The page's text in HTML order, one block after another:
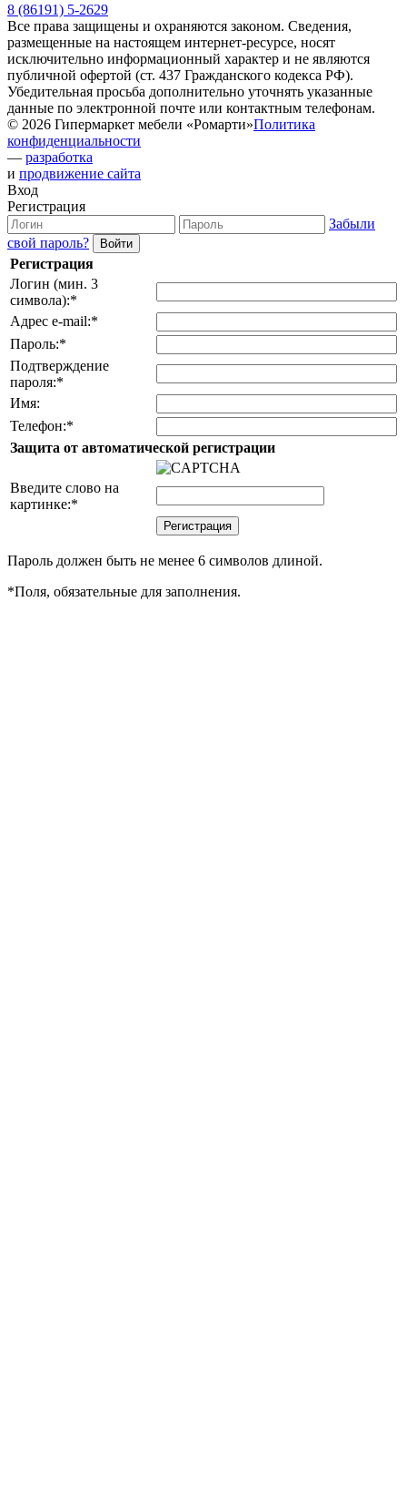
8 (86191) 5-2629
Все права защищены и охраняются законом. Сведения,
размещенные на настоящем интернет-ресурсе, носят
исключительно информационный характер и не являются
публичной офертой (ст. 437 Гражданского кодекса РФ).
Убедительная просьба дополнительно уточнять указанные
данные по электронной почте или контактным телефонам.
© 2026 Гипермаркет мебели «Ромарти»Политика
конфиденциальности
— разработка
и продвижение сайта
Вход
Регистрация
Забыли
свой пароль?
Регистрация
Логин (мин. 3
символа):*
Адрес e-mail:*
Пароль:*
Подтверждение
пароля:*
Имя:
Телефон:*
Защита от автоматической регистрации
Введите слово на
картинке:*
Пароль должен быть не менее 6 символов длиной.
*Поля, обязательные для заполнения.